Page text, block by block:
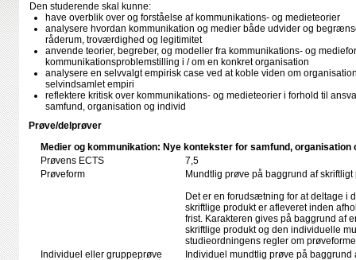
Den studerende skal kunne:
have overblik over og forståelse af kommunikations- og medieteorier
analysere hvordan kommunikation og medier både udvider og
råderum, troværdighed og legitimitet
anvende teorier, begreber, og modeller fra kommunikations- og
kommunikationsproblemstilling i / om en konkret organisation
analysere en selvvalgt empirisk case ved at koble viden om
selvindsamlet empiri
reflektere kritisk over kommunikations- og medieteorier i forhold til
samfund, organisation og individ
Prøve/delprøver
Medier og kommunikation: Nye kontekster for samfund, organisation
Prøvens ECTS
7,5
Prøveform
Mundtlig prøve på baggrund af skriftligt
Det er en forudsætning for at deltage i
skriftlige produkt er afleveret inden
frist. Karakteren gives på baggrund af
skriftlige produkt og den individuelle
studieordningens regler om
Individuel eller gruppeprøve
Individuel mundtlig prøve på baggrund